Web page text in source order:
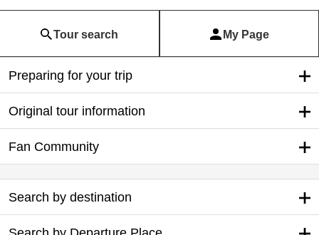
Tour search My Page
Preparing for your trip
Original tour information
Fan Community
Search by destination